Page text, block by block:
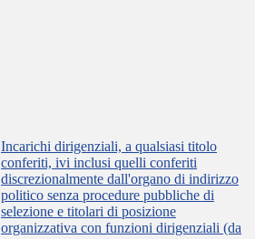
Incarichi dirigenziali, a qualsiasi titolo
conferiti, ivi inclusi quelli conferiti
discrezionalmente dall'organo di indirizzo
politico senza procedure pubbliche di
selezione e titolari di posizione
organizzativa con funzioni dirigenziali (da